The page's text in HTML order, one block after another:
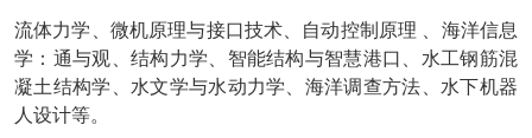
流体力学、微机原理与接口技术、自动控制原理 、海洋信息
学：通与观、结构力学、智能结构与智慧港口、水工钢筋混
凝土结构学、水文学与水动力学、海洋调查方法、水下机器
人设计等。